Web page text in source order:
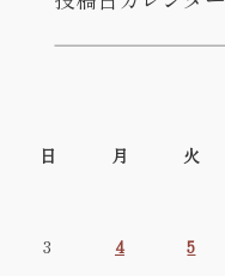
日 月 火
3
4 5